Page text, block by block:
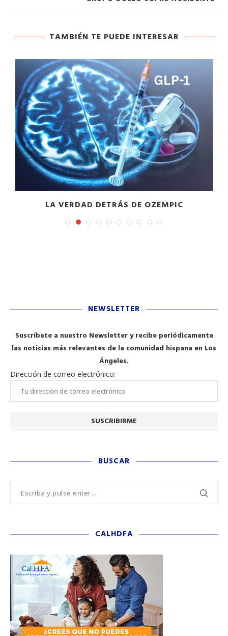
TAMBIÉN TE PUEDE INTERESAR
LA VERDAD DETRÁS DE OZEMPIC
NEWSLETTER
Suscríbete a nuestro Newsletter y recibe periódicamente
las noticias más relevantes de la comunidad hispana en Los
Ángeles.
Dirección de correo electrónico:
BUSCAR
CALHDFA